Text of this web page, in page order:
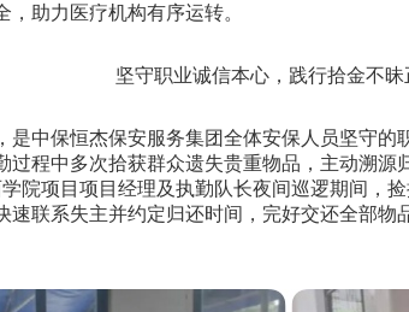
助力医疗机构有序运转。
坚守职业诚信本心，践行拾金不昧
中保恒杰保安服务集团全体安保人员坚守的
过程中多次拾获群众遗失贵重物品，主动溯源
院项目项目经理及执勤队长夜间巡逻期间，
速联系失主并约定归还时间，完好交还全部